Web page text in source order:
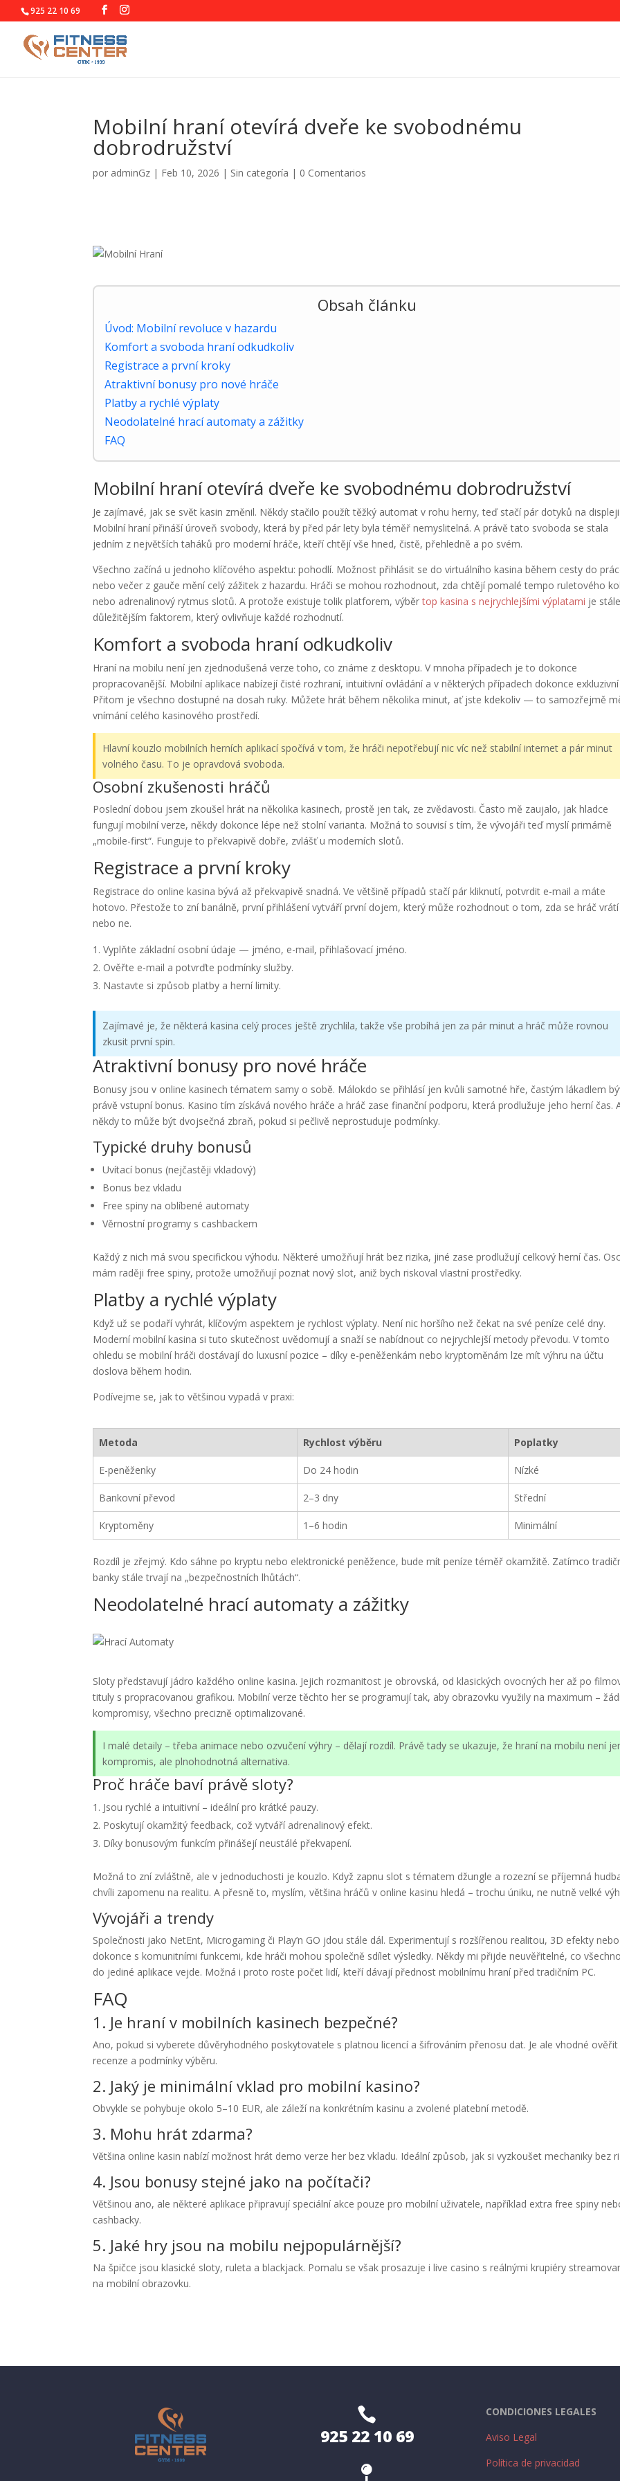
925 22 10 69
Mobilní hraní otevírá dveře ke svobodnému
dobrodružství
por adminGz | Feb 10, 2026 | Sin categoría | 0 Comentarios
Obsah článku
Úvod: Mobilní revoluce v hazardu
Komfort a svoboda hraní odkudkoliv
Registrace a první kroky
Atraktivní bonusy pro nové hráče
Platby a rychlé výplaty
Neodolatelné hrací automaty a zážitky
FAQ
Mobilní hraní otevírá dveře ke svobodnému dobrodružství
Je zajímavé, jak se svět kasin změnil. Někdy stačilo použít těžký automat v rohu herny, teď stačí pár dotyků na displeji.
Mobilní hraní přináší úroveň svobody, která by před pár lety byla téměř nemyslitelná. A právě tato svoboda se stala
jedním z největších taháků pro moderní hráče, kteří chtějí vše hned, čistě, přehledně a po svém.
Všechno začíná u jednoho klíčového aspektu: pohodlí. Možnost přihlásit se do virtuálního kasina během cesty do
nebo večer z gauče mění celý zážitek z hazardu. Hráči se mohou rozhodnout, zda chtějí pomalé tempo ruletového
nebo adrenalinový rytmus slotů. A protože existuje tolik platforem, výběrtop kasina s nejrychlejšími výplatami je stále
důležitějším faktorem, který ovlivňuje každé rozhodnutí.
Komfort a svoboda hraní odkudkoliv
Hraní na mobilu není jen zjednodušená verze toho, co známe z desktopu. V mnoha případech je to dokonce
propracovanější. Mobilní aplikace nabízejí čisté rozhraní, intuitivní ovládání a v některých případech dokonce exkluzivní
Přitom je všechno dostupné na dosah ruky. Můžete hrát během několika minut, ať jste kdekoliv — to samozřejmě
vnímání celého kasinového prostředí.
Hlavní kouzlo mobilních herních aplikací spočívá v tom, že hráči nepotřebují nic víc než stabilní internet a pár minut
volného času. To je opravdová svoboda.
Osobní zkušenosti hráčů
Poslední dobou jsem zkoušel hrát na několika kasinech, prostě jen tak, ze zvědavosti. Často mě zaujalo, jak hladce
fungují mobilní verze, někdy dokonce lépe než stolní varianta. Možná to souvisí s tím, že vývojáři teď myslí primárně
„mobile-first“. Funguje to překvapivě dobře, zvlášť u moderních slotů.
Registrace a první kroky
Registrace do online kasina bývá až překvapivě snadná. Ve většině případů stačí pár kliknutí, potvrdit e-mail a máte
hotovo. Přestože to zní banálně, první přihlášení vytváří první dojem, který může rozhodnout o tom, zda se hráč vrátí
nebo ne.
Vyplňte základní osobní údaje — jméno, e-mail, přihlašovací jméno.
Ověřte e-mail a potvrďte podmínky služby.
Nastavte si způsob platby a herní limity.
Zajímavé je, že některá kasina celý proces ještě zrychlila, takže vše probíhá jen za pár minut a hráč může rovnou
zkusit první spin.
Atraktivní bonusy pro nové hráče
Bonusy jsou v online kasinech tématem samy o sobě. Málokdo se přihlásí jen kvůli samotné hře, častým lákadlem
právě vstupní bonus. Kasino tím získává nového hráče a hráč zase finanční podporu, která prodlužuje jeho herní čas.
někdy to může být dvojsečná zbraň, pokud si pečlivě neprostuduje podmínky.
Typické druhy bonusů
Uvítací bonus (nejčastěji vkladový)
Bonus bez vkladu
Free spiny na oblíbené automaty
Věrnostní programy s cashbackem
Každý z nich má svou specifickou výhodu. Některé umožňují hrát bez rizika, jiné zase prodlužují celkový herní čas.
mám raději free spiny, protože umožňují poznat nový slot, aniž bych riskoval vlastní prostředky.
Platby a rychlé výplaty
Když už se podaří vyhrát, klíčovým aspektem je rychlost výplaty. Není nic horšího než čekat na své peníze celé dny.
Moderní mobilní kasina si tuto skutečnost uvědomují a snaží se nabídnout co nejrychlejší metody převodu. V tomto
ohledu se mobilní hráči dostávají do luxusní pozice – díky e-peněženkám nebo kryptoměnám lze mít výhru na účtu
doslova během hodin.
Podívejme se, jak to většinou vypadá v praxi:
Metoda Rychlost výběru Poplatky
E-peněženky Do 24 hodin Nízké
Bankovní převod 2–3 dny Střední
Kryptoměny 1–6 hodin Minimální
Rozdíl je zřejmý. Kdo sáhne po kryptu nebo elektronické peněžence, bude mít peníze téměř okamžitě. Zatímco
banky stále trvají na „bezpečnostních lhůtách“.
Neodolatelné hrací automaty a zážitky
Sloty představují jádro každého online kasina. Jejich rozmanitost je obrovská, od klasických ovocných her až po
tituly s propracovanou grafikou. Mobilní verze těchto her se programují tak, aby obrazovku využily na maximum –
kompromisy, všechno precizně optimalizované.
I malé detaily – třeba animace nebo ozvučení výhry – dělají rozdíl. Právě tady se ukazuje, že hraní na mobilu není
kompromis, ale plnohodnotná alternativa.
Proč hráče baví právě sloty?
Jsou rychlé a intuitivní – ideální pro krátké pauzy.
Poskytují okamžitý feedback, což vytváří adrenalinový efekt.
Díky bonusovým funkcím přinášejí neustálé překvapení.
Možná to zní zvláštně, ale v jednoduchosti je kouzlo. Když zapnu slot s tématem džungle a rozezní se příjemná
chvíli zapomenu na realitu. A přesně to, myslím, většina hráčů v online kasinu hledá – trochu úniku, ne nutně velké
Vývojáři a trendy
Společnosti jako NetEnt, Microgaming či Play’n GO jdou stále dál. Experimentují s rozšířenou realitou, 3D efekty nebo
dokonce s komunitními funkcemi, kde hráči mohou společně sdílet výsledky. Někdy mi přijde neuvěřitelné, co
do jediné aplikace vejde. Možná i proto roste počet lidí, kteří dávají přednost mobilnímu hraní před tradičním PC.
FAQ
1. Je hraní v mobilních kasinech bezpečné?
Ano, pokud si vyberete důvěryhodného poskytovatele s platnou licencí a šifrováním přenosu dat. Je ale vhodné ověřit
recenze a podmínky výběru.
2. Jaký je minimální vklad pro mobilní kasino?
Obvykle se pohybuje okolo 5–10 EUR, ale záleží na konkrétním kasinu a zvolené platební metodě.
3. Mohu hrát zdarma?
Většina online kasin nabízí možnost hrát demo verze her bez vkladu. Ideální způsob, jak si vyzkoušet mechaniky bez
4. Jsou bonusy stejné jako na počítači?
Většinou ano, ale některé aplikace připravují speciální akce pouze pro mobilní uživatele, například extra free spiny
cashbacky.
5. Jaké hry jsou na mobilu nejpopulárnější?
Na špičce jsou klasické sloty, ruleta a blackjack. Pomalu se však prosazuje i live casino s reálnými krupiéry
na mobilní obrazovku.

925 22 10 69

CONDICIONES LEGALES
Aviso Legal
Política de privacidad